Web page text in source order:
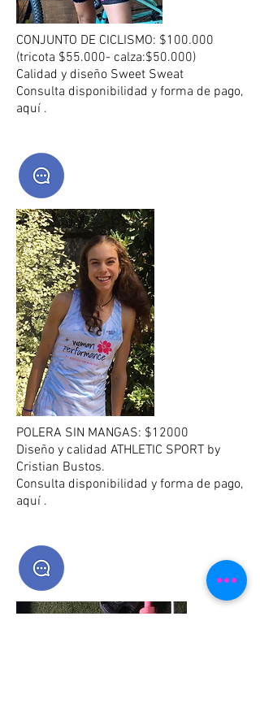
Polera Oficial Rosada
$15CL
Size
S
M
L
Disponible
Añadir más
Añadir a la cesta
Ir al pago
Comparte este producto con sus amigos
Compartir
Compartir
Fíjelo
Polera Oficial Rosada
Mi cuenta
Seguimiento de pedidos
Mostrar precios en:
CLP
CONJUNTO DE CICLISMO: $100.000
(tricota $55.000- calza:$50.000)
Calidad y diseño Sweet Sweat
Consulta disponibilidad y forma de pago,
aquí .
POLERA SIN MANGAS: $12000
Diseño y calidad ATHLETIC SPORT by
Cristian Bustos.
Consulta disponibilidad y forma de pago,
aquí .